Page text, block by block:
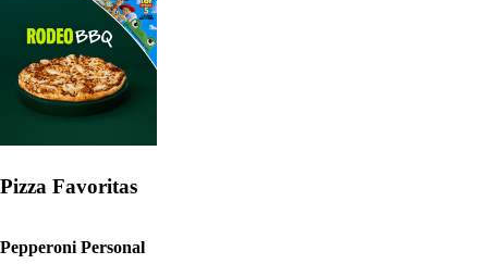
Pizza Favoritas
Pepperoni Personal